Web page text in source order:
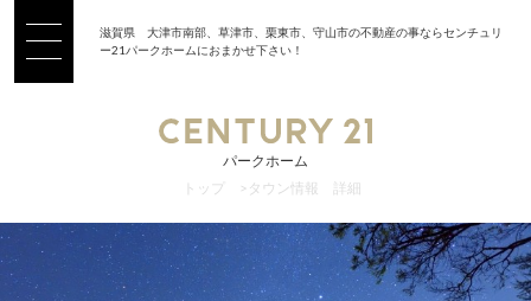
滋賀県 大津市南部、草津市、栗東市、守山市の不動産の事ならセンチュリ
ー21パークホームにおまかせ下さい！
パークホーム
トップ
> タウン情報 詳細